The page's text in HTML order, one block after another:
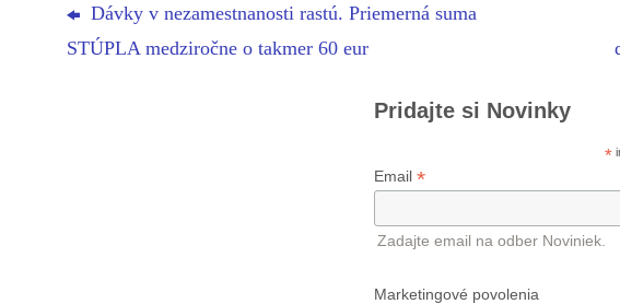
Dávky v nezamestnanosti rastú. Priemerná suma
STÚPLA medziročne o takmer 60 eur
Pridajte si Novinky
*
Email *
Zadajte email na odber Noviniek.
Marketingové povolenia